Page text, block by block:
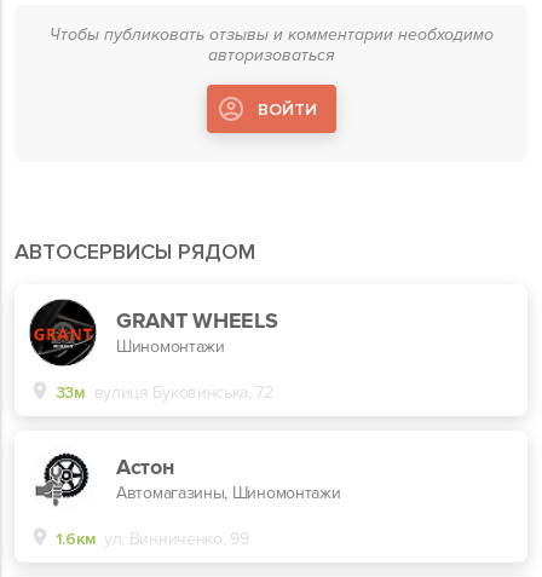
АВТОСЕРВИСЫ РЯДОМ
GRANT WHEELS
Шиномонтажи
33м вулиця Буковинська, 72
Астон
Автомагазины, Шиномонтажи
1.6км ул. Винниченко, 99
Чтобы публиковать отзывы и комментарии необходимо
авторизоваться
ВОЙТИ